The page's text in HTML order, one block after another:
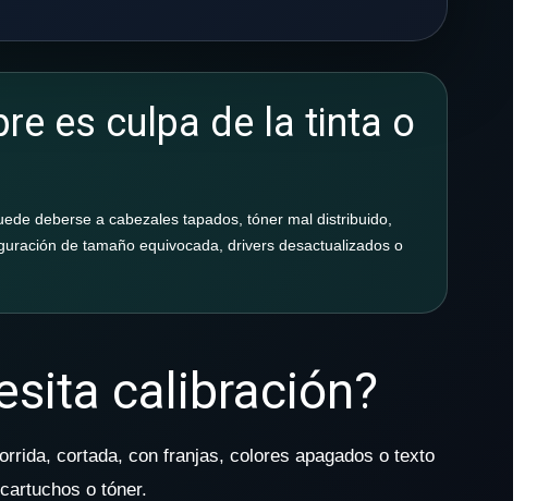
es culpa de la tinta o
deberse a cabezales tapados, tóner mal distribuido,
de tamaño equivocada, drivers desactualizados o
calibración?
cortada, con franjas, colores apagados o texto
o tóner.